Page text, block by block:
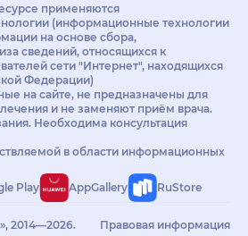
применяются
(информационные технологии
на основе сбора,
сведений, относящихся к
сети "Интернет", находящихся
Федерации)
на сайте, не предназначены для
и не заменяют приём врача.
Необходима консультация
в области информационных
Play AppGallery RuStore
2014—2026.
Правовая информация